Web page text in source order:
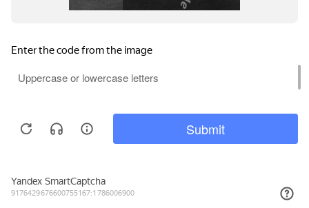
Каталог
TeploExpert.com © 2008 - 2026 Оборудование для
систем отопления, водоснабжения, канализации